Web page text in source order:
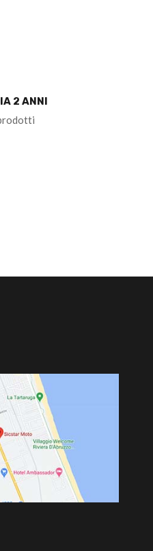
2 ANNI